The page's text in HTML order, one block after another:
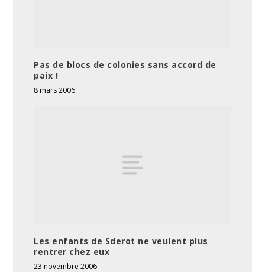
Pas de blocs de colonies sans accord de
paix !
8 mars 2006
Les enfants de Sderot ne veulent plus
rentrer chez eux
23 novembre 2006